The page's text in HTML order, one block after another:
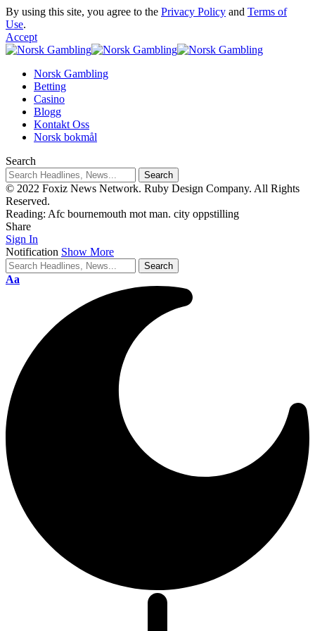
By using this site, you agree to the Privacy Policy and Terms of
Use.
Accept
Norsk Gambling
Betting
Casino
Blogg
Kontakt Oss
Norsk bokmål
Search
© 2022 Foxiz News Network. Ruby Design Company. All Rights
Reserved.
Reading: Afc bournemouth mot man. city oppstilling
Share
Sign In
Notification Show More
Aa